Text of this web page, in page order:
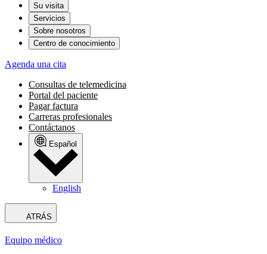
Su visita
Servicios
Sobre nosotros
Centro de conocimiento
Agenda una cita
Consultas de telemedicina
Portal del paciente
Pagar factura
Carreras profesionales
Contáctanos
Español
English
ATRÁS
Equipo médico